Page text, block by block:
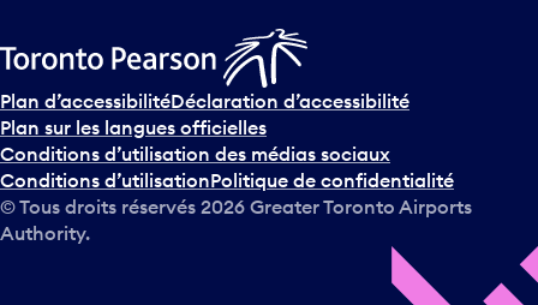
Plan d’accessibilitéDéclaration d’accessibilité
Plan sur les langues officielles
Conditions d’utilisation des médias sociaux
Conditions d’utilisationPolitique de confidentialité
© Tous droits réservés 2026 Greater Toronto Airports
Authority.